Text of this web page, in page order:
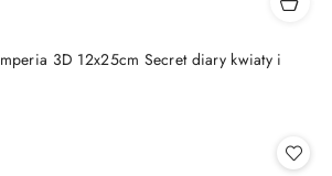
3D 12x25cm Secret diary kwiaty i